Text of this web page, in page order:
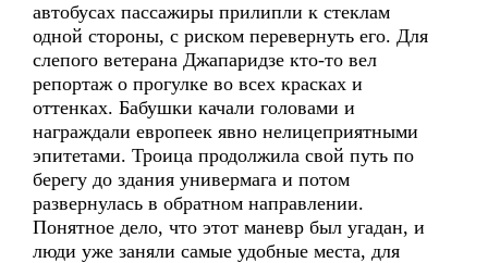
автобусах пассажиры прилипли к стеклам
одной стороны, с риском перевернуть его. Для
слепого ветерана Джапаридзе кто-то вел
репортаж о прогулке во всех красках и
оттенках. Бабушки качали головами и
награждали европеек явно нелицеприятными
эпитетами. Троица продолжила свой путь по
берегу до здания универмага и потом
развернулась в обратном направлении.
Понятное дело, что этот маневр был угадан, и
люди уже заняли самые удобные места, для